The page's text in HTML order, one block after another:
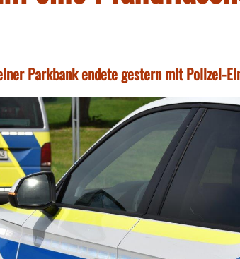
Parkbank endete gestern mit Polizei-